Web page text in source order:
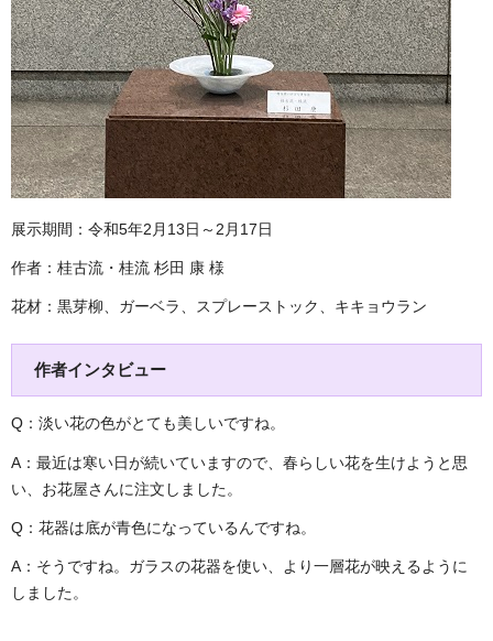
展示期間：令和5年2月13日～2月17日
作者：桂古流・桂流 杉田 康 様
花材：黒芽柳、ガーベラ、スプレーストック、キキョウラン
作者インタビュー
Q：淡い花の色がとても美しいですね。
A：最近は寒い日が続いていますので、春らしい花を生けようと思
い、お花屋さんに注文しました。
Q：花器は底が青色になっているんですね。
A：そうですね。ガラスの花器を使い、より一層花が映えるように
しました。